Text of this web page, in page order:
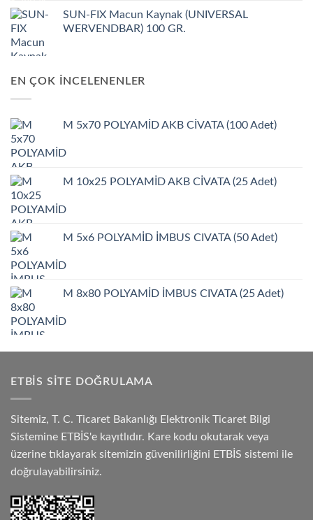
SUN-FIX Macun Kaynak (UNIVERSAL
WERVENDBAR) 100 GR.
EN ÇOK İNCELENENLER
M 5x70 POLYAMİD AKB CİVATA (100 Adet)
M 10x25 POLYAMİD AKB CİVATA (25 Adet)
M 5x6 POLYAMİD İMBUS CIVATA (50 Adet)
M 8x80 POLYAMİD İMBUS CIVATA (25 Adet)
ETBIS SITE DOĞRULAMA
Sitemiz, T. C. Ticaret Bakanlığı Elektronik Ticaret Bilgi
Sistemine ETBİS'e kayıtlıdır. Kare kodu okutarak veya
üzerine tıklayarak sitemizin güvenilirliğini ETBİS sistemi ile
doğrulayabilirsiniz.